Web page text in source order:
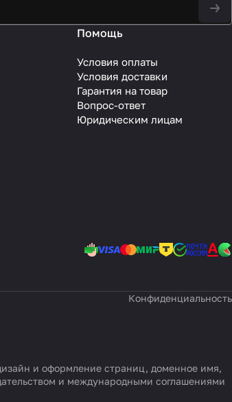
Помощь
Условия оплаты
Условия доставки
Гарантия на товар
Вопрос-ответ
Юридическим лицам
Конфиденциальность
и оформление страниц, доменное имя,
и международными соглашениями